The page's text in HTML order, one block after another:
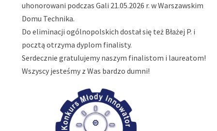
uhonorowani podczas Gali 21.05.2026 r. w Warszawskim
Domu Technika.
Do eliminacji ogólnopolskich dostał się też Błażej P. i
pocztą otrzyma dyplom finalisty.
Serdecznie gratulujemy naszym finalistom i laureatom!
Wszyscy jesteśmy z Was bardzo dumni!